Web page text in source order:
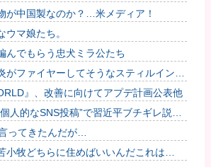
が中国製なのか？…米メディア！
ウマ娘たち。
んでもらう忠犬ミラ公たち
がファイヤーしてそうなスティルインラ
装）他』、改善に向けてアプデ計画公表他
人的なSNS投稿”で習近平ブチギレ説ｗ
ってきたんだが…
小牧どちらに住めばいいんだこれは…